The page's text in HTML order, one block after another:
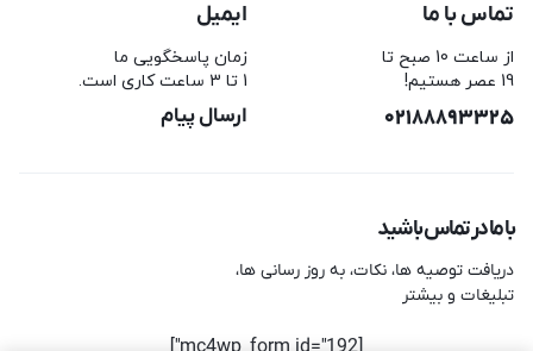
تماس با ما
از ساعت 10 صبح تا
19 عصر هستیم!
02188893325
ایمیل
زمان پاسخگویی ما
1 تا 3 ساعت کاری است.
ارسال پیام
با ما در تماس باشید
دریافت توصیه ها، نکات، به روز رسانی ها،
تبلیغات و بیشتر